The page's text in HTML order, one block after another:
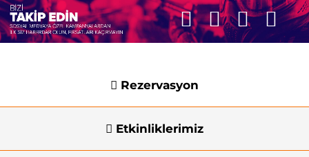
Rezervasyon
Etkinliklerimiz